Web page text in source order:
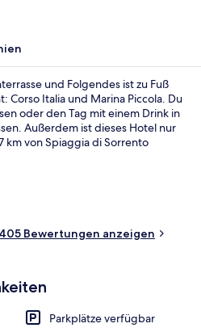
und Folgendes ist zu Fuß
Italia und Marina Piccola. Du
oder den Tag mit einem Drink in
Außerdem ist dieses Hotel nur
km von Spiaggia di Sorrento
Bewertungen anzeigen
Parkplätze verfügbar